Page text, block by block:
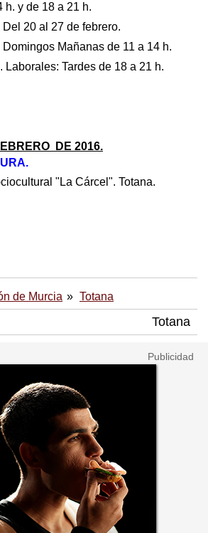
y de 18 a 21 h.
20 al 27 de febrero.
Mañanas de 11 a 14 h.
Laborales: Tardes de 18 a 21 h.
DE 2016.
"La Cárcel". Totana.
de Murcia Totana
Totana